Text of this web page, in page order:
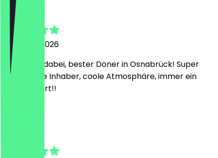
Felix
7. August 2026
Ich bleibe dabei, bester Döner in Osnabrück! Super
freundliche Inhaber, coole Atmosphäre, immer ein
Besuch wert!!